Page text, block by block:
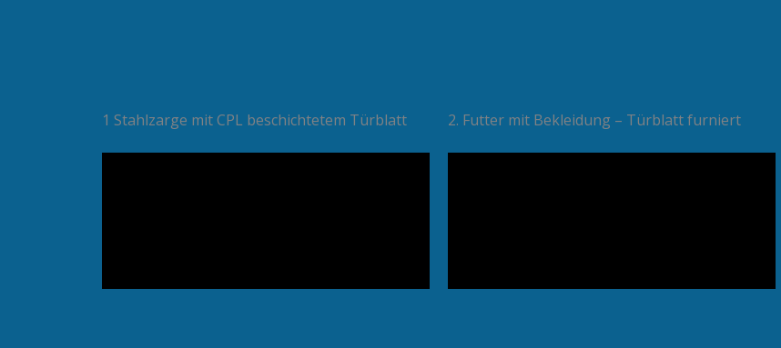
1 Stahlzarge mit CPL beschichtetem Türblatt 2. Futter mit Bekleidung – Türblatt furniert